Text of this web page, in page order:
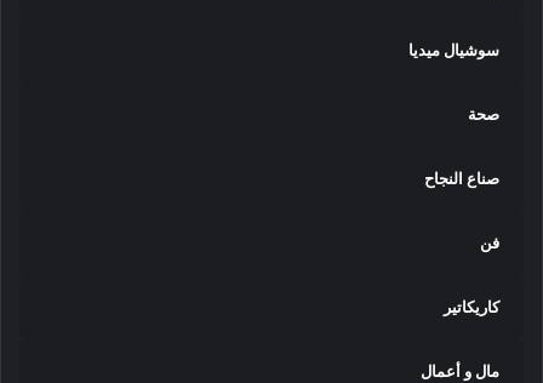
سوشيال ميديا
صحة
صناع النجاح
فن
كاريكاتير
مال و أعمال